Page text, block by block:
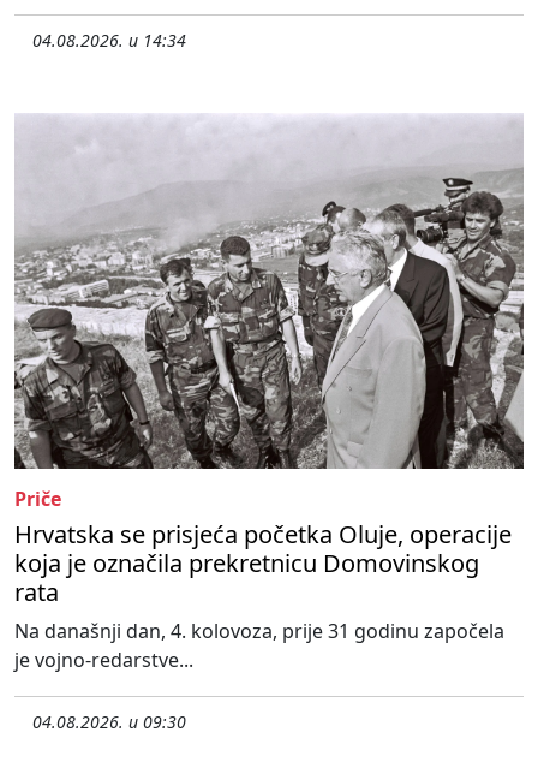
04.08.2026. u 14:34
Priče
Hrvatska se prisjeća početka Oluje, operacije
koja je označila prekretnicu Domovinskog
rata
Na današnji dan, 4. kolovoza, prije 31 godinu započela
je vojno-redarstve...
04.08.2026. u 09:30